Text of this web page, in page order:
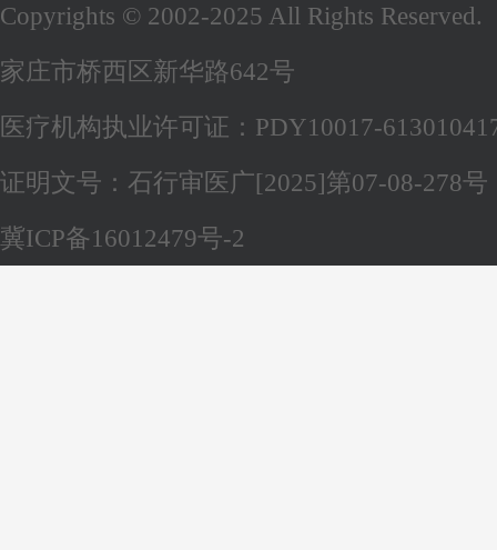
Copyrights © 2002-2025 All Rights
家庄市桥西区新华路642号
医疗机构执业许可证：PDY10017-
证明文号：石行审医广[2025]第07-08-278号
冀ICP备16012479号-2